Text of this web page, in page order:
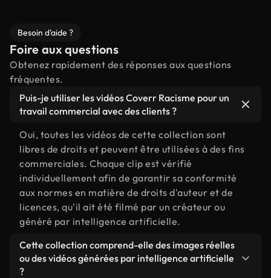
Besoin d'aide ?
Foire aux questions
Obtenez rapidement des réponses aux questions
fréquentes.
Puis-je utiliser les vidéos Coverr Racisme pour un
travail commercial avec des clients ?
Oui, toutes les vidéos de cette collection sont
libres de droits et peuvent être utilisées à des fins
commerciales. Chaque clip est vérifié
individuellement afin de garantir sa conformité
aux normes en matière de droits d'auteur et de
licences, qu'il ait été filmé par un créateur ou
généré par intelligence artificielle.
Cette collection comprend-elle des images réelles
ou des vidéos générées par intelligence artificielle
?